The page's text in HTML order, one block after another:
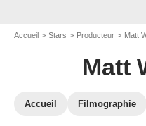
Accueil Stars Producteur Matt
Matt
Accueil Filmographie